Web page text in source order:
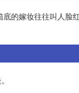
的嫁妆往往叫人脸